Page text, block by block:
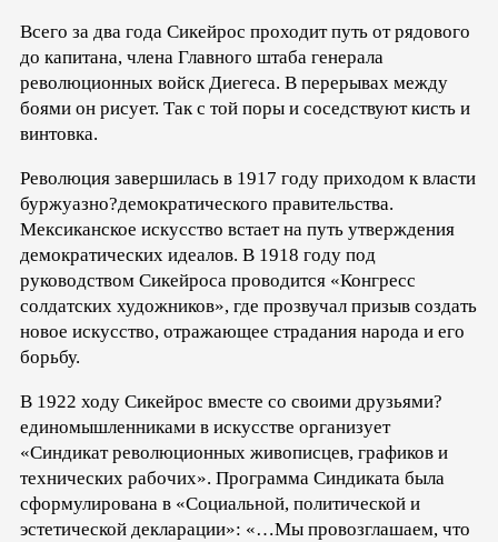
Всего за два года Сикейрос проходит путь от рядового
до капитана, члена Главного штаба генерала
революционных войск Диегеса. В перерывах между
боями он рисует. Так с той поры и соседствуют кисть и
винтовка.
Революция завершилась в 1917 году приходом к власти
буржуазно?демократического правительства.
Мексиканское искусство встает на путь утверждения
демократических идеалов. В 1918 году под
руководством Сикейроса проводится «Конгресс
солдатских художников», где прозвучал призыв создать
новое искусство, отражающее страдания народа и его
борьбу.
В 1922 ходу Сикейрос вместе со своими друзьями?
единомышленниками в искусстве организует
«Синдикат революционных живописцев, графиков и
технических рабочих». Программа Синдиката была
сформулирована в «Социальной, политической и
эстетической декларации»: «…Мы провозглашаем, что